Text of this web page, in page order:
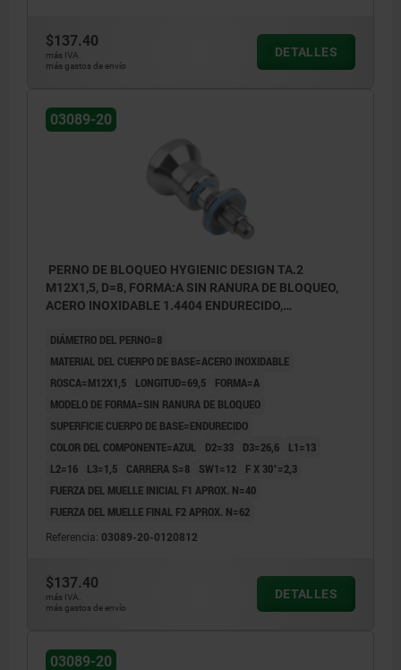
$137.40
más IVA.
más gastos de envío
DETALLES
03089-20
PERNO DE BLOQUEO HYGIENIC DESIGN TA.2
M12X1,5, D=8, FORMA:A SIN RANURA DE BLOQUEO,
ACERO INOXIDABLE 1.4404 ENDURECIDO,
DIÁMETRO DEL PERNO=8
MATERIAL DEL CUERPO DE BASE=ACERO INOXIDABLE
ROSCA=M12X1,5
LONGITUD=69,5
FORMA=A
MODELO DE FORMA=SIN RANURA DE BLOQUEO
SUPERFICIE CUERPO DE BASE=ENDURECIDO
COLOR DEL COMPONENTE=AZUL
D2=33 D3=26,6
L1=13
L2=16
L3=1,5 CARRERA S=8 SW1=12
F X 30°=2,3
FUERZA DEL MUELLE INICIAL F1 APROX. N=40
FUERZA DEL MUELLE FINAL F2 APROX. N=62
Referencia: 03089-20-0120812
$137.40
más IVA.
más gastos de envío
DETALLES
03089-20